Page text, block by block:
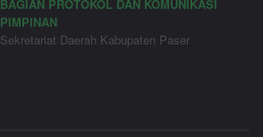
BAGIAN PROTOKOL DAN KOMUNIKASI
PIMPINAN
Sekretariat Daerah Kabupaten Paser